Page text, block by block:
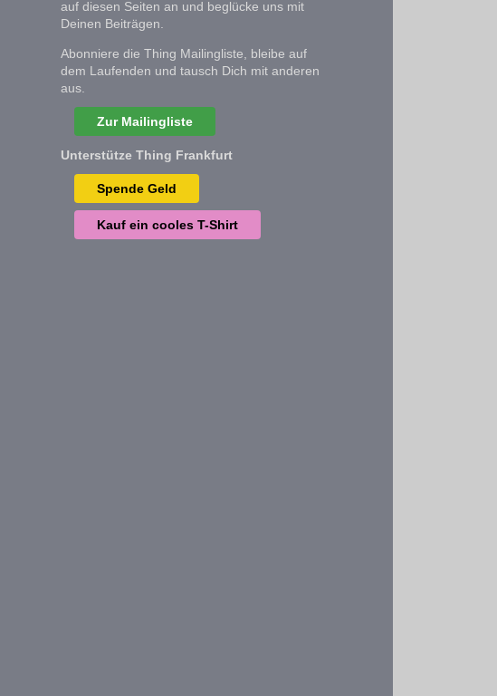
auf diesen Seiten an und beglücke uns mit
Deinen Beiträgen.
Abonniere die Thing Mailingliste, bleibe auf
dem Laufenden und tausch Dich mit anderen
aus.
Zur Mailingliste
Unterstütze Thing Frankfurt
Spende Geld
Kauf ein cooles T-Shirt